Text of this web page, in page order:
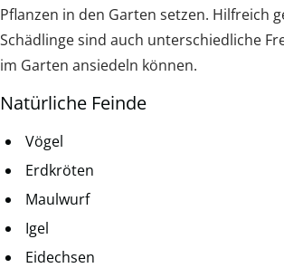
Pflanzen in den Garten setzen. Hilfreich
Schädlinge sind auch unterschiedliche
im Garten ansiedeln können.
Natürliche Feinde
Vögel
Erdkröten
Maulwurf
Igel
Eidechsen